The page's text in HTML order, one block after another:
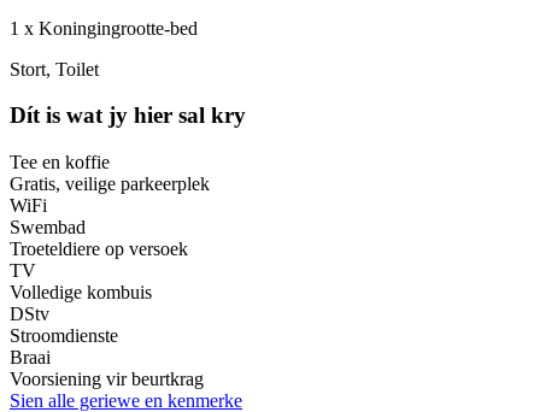
1 x Koningingrootte-bed
Stort, Toilet
Dít is wat jy hier sal kry
Tee en koffie
Gratis, veilige parkeerplek
WiFi
Swembad
Troeteldiere op versoek
TV
Volledige kombuis
DStv
Stroomdienste
Braai
Voorsiening vir beurtkrag
Sien alle geriewe en kenmerke